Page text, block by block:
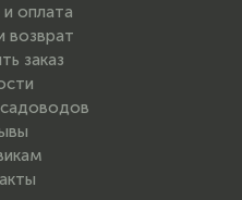
оплата
возврат
заказ